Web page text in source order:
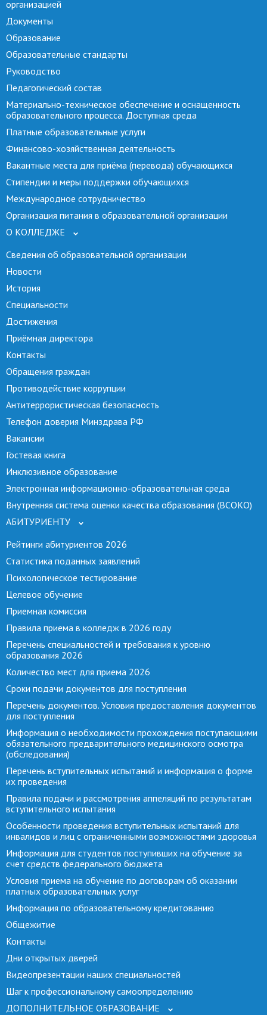
организацией
Документы
Образование
Образовательные стандарты
Руководство
Педагогический состав
Материально-техническое обеспечение и оснащенность
образовательного процесса. Доступная среда
Платные образовательные услуги
Финансово-хозяйственная деятельность
Вакантные места для приёма (перевода) обучающихся
Стипендии и меры поддержки обучающихся
Международное сотрудничество
Организация питания в образовательной организации
О КОЛЛЕДЖЕ
Сведения об образовательной организации
Новости
История
Специальности
Достижения
Приёмная директора
Контакты
Обращения граждан
Противодействие коррупции
Антитеррористическая безопасность
Телефон доверия Минздрава РФ
Вакансии
Гостевая книга
Инклюзивное образование
Электронная информационно-образовательная среда
Внутренняя система оценки качества образования (ВСОКО)
АБИТУРИЕНТУ
Рейтинги абитуриентов 2026
Статистика поданных заявлений
Психологическое тестирование
Целевое обучение
Приемная комиссия
Правила приема в колледж в 2026 году
Перечень специальностей и требования к уровню
образования 2026
Количество мест для приема 2026
Сроки подачи документов для поступления
Перечень документов. Условия предоставления документов
для поступления
Информация о необходимости прохождения поступающими
обязательного предварительного медицинского осмотра
(обследования)
Перечень вступительных испытаний и информация о форме
их проведения
Правила подачи и рассмотрения аппеляций по результатам
вступительного испытания
Особенности проведения вступительных испытаний для
инвалидов и лиц с ограниченными возможностями здоровья
Информация для студентов поступивших на обучение за
счет средств федерального бюджета
Условия приема на обучение по договорам об оказании
платных образовательных услуг
Информация по образовательному кредитованию
Общежитие
Контакты
Дни открытых дверей
Видеопрезентации наших специальностей
Шаг к профессиональному самоопределению
ДОПОЛНИТЕЛЬНОЕ ОБРАЗОВАНИЕ